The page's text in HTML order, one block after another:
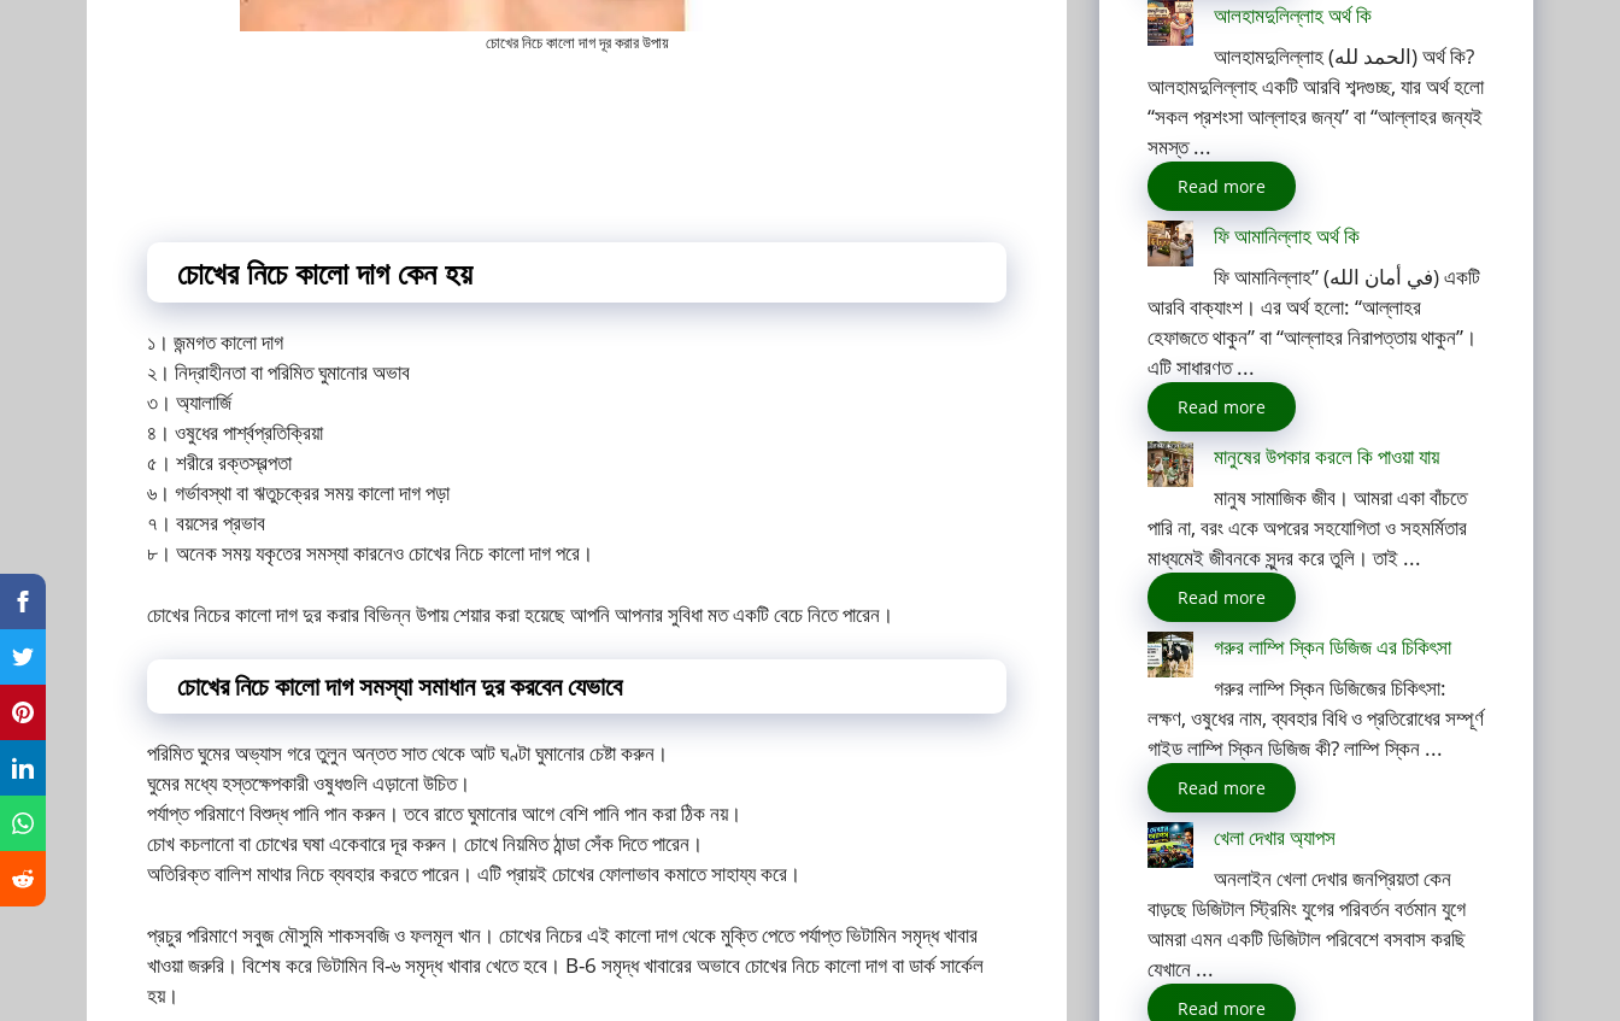
চোখের নিচে কালো দাগ দূর করার উপায়
চোখের নিচে কালো দাগ কেন হয়
১। জন্মগত কালো দাগ
২। নিদ্রাহীনতা বা পরিমিত ঘুমানোর অভাব
৩। অ্যালার্জি
৪। ওষুধের পার্শ্বপ্রতিক্রিয়া
৫। শরীরে রক্তস্বল্পতা
৬। গর্ভাবস্থা বা ঋতুচক্রের সময় কালো দাগ পড়া
৭। বয়সের প্রভাব
৮। অনেক সময় যকৃতের সমস্যা কারনেও চোখের নিচে কালো দাগ পরে।
চোখের নিচের কালো দাগ দুর করার বিভিন্ন উপায় শেয়ার করা হয়েছে আপনি আপনার সুবিধা মত একটি বেচে নিতে পারেন।
চোখের নিচে কালো দাগ সমস্যা সমাধান দুর করবেন যেভাবে
পরিমিত ঘুমের অভ্যাস গরে তুলুন অন্তত সাত থেকে আট ঘণ্টা ঘুমানোর চেষ্টা করুন।
ঘুমের মধ্যে হস্তক্ষেপকারী ওষুধগুলি এড়ানো উচিত।
পর্যাপ্ত পরিমাণে বিশুদ্ধ পানি পান করুন। তবে রাতে ঘুমানোর আগে বেশি পানি পান করা ঠিক নয়।
চোখ কচলানো বা চোখের ঘষা একেবারে দূর করুন। চোখে নিয়মিত ঠান্ডা সেঁক দিতে পারেন।
অতিরিক্ত বালিশ মাথার নিচে ব্যবহার করতে পারেন। এটি প্রায়ই চোখের ফোলাভাব কমাতে সাহায্য করে।
প্রচুর পরিমাণে সবুজ মৌসুমি শাকসবজি ও ফলমূল খান। চোখের নিচের এই কালো দাগ থেকে মুক্তি পেতে পর্যাপ্ত ভিটামিন সমৃদ্ধ খাবার
খাওয়া জরুরি। বিশেষ করে ভিটামিন বি-৬ সমৃদ্ধ খাবার খেতে হবে। B-6 সমৃদ্ধ খাবারের অভাবে চোখের নিচে কালো দাগ বা ডার্ক সার্কেল
হয়।
আলহামদুলিল্লাহ অর্থ কি
আলহামদুলিল্লাহ (الحمد لله) অর্থ কি?
আলহামদুলিল্লাহ একটি আরবি শব্দগুচ্ছ, যার অর্থ হলো
“সকল প্রশংসা আল্লাহর জন্য” বা “আল্লাহর জন্যই
সমস্ত ...
Read more
ফি আমানিল্লাহ অর্থ কি
ফি আমানিল্লাহ” (في أمان الله) একটি
আরবি বাক্যাংশ। এর অর্থ হলো: “আল্লাহর
হেফাজতে থাকুন” বা “আল্লাহর নিরাপত্তায় থাকুন”।
এটি সাধারণত ...
Read more
মানুষের উপকার করলে কি পাওয়া যায়
মানুষ সামাজিক জীব। আমরা একা বাঁচতে
পারি না, বরং একে অপরের সহযোগিতা ও সহমর্মিতার
মাধ্যমেই জীবনকে সুন্দর করে তুলি। তাই ...
Read more
গরুর লাম্পি স্কিন ডিজিজ এর চিকিৎসা
গরুর লাম্পি স্কিন ডিজিজের চিকিৎসা:
লক্ষণ, ওষুধের নাম, ব্যবহার বিধি ও প্রতিরোধের সম্পূর্ণ
গাইড লাম্পি স্কিন ডিজিজ কী? লাম্পি স্কিন ...
Read more
খেলা দেখার অ্যাপস
অনলাইন খেলা দেখার জনপ্রিয়তা কেন
বাড়ছে ডিজিটাল স্ট্রিমিং যুগের পরিবর্তন বর্তমান যুগে
আমরা এমন একটি ডিজিটাল পরিবেশে বসবাস করছি
যেখানে ...
Read more